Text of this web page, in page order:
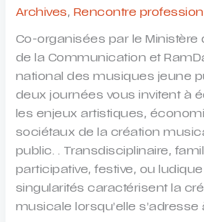
Archives , Rencontre
Co-organisées par le Ministère
de la Communication et
national des musiques jeune
deux journées vous invitent à
les enjeux artistiques,
sociétaux de la création
public. . Transdisciplinaire,
participative, festive, ou ludique
singularités caractérisent la
musicale lorsqu’elle s’adresse